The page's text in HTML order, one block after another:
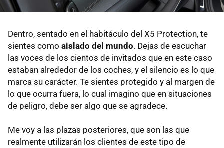
Dentro, sentado en el habitáculo del X5 Protection, te
sientes como aislado del mundo. Dejas de escuchar
las voces de los cientos de invitados que en este caso
estaban alrededor de los coches, y el silencio es lo que
marca su carácter. Te sientes protegido y al margen de
lo que ocurra fuera, lo cual imagino que en situaciones
de peligro, debe ser algo que se agradece.
Me voy a las plazas posteriores, que son las que
realmente utilizarán los clientes de este tipo de